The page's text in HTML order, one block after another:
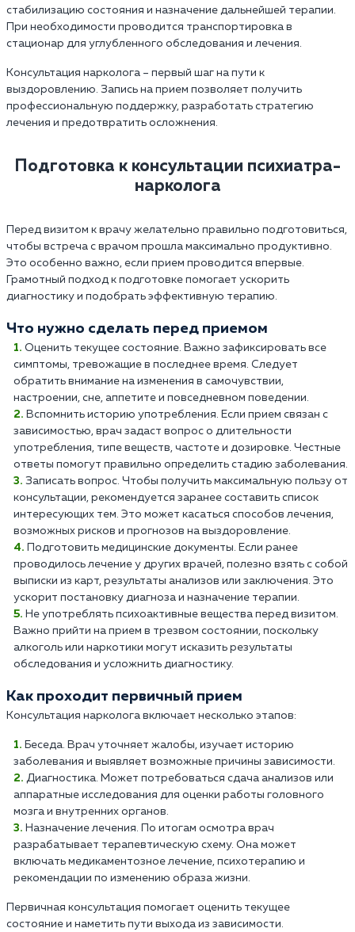
стабилизацию состояния и назначение дальнейшей терапии.
При необходимости проводится транспортировка в
стационар для углубленного обследования и лечения.
Консультация нарколога – первый шаг на пути к
выздоровлению. Запись на прием позволяет получить
профессиональную поддержку, разработать стратегию
лечения и предотвратить осложнения.
Подготовка к консультации психиатра-
нарколога
Перед визитом к врачу желательно правильно подготовиться,
чтобы встреча с врачом прошла максимально продуктивно.
Это особенно важно, если прием проводится впервые.
Грамотный подход к подготовке помогает ускорить
диагностику и подобрать эффективную терапию.
Что нужно сделать перед приемом
Оценить текущее состояние. Важно зафиксировать все
симптомы, тревожащие в последнее время. Следует
обратить внимание на изменения в самочувствии,
настроении, сне, аппетите и повседневном поведении.
Вспомнить историю употребления. Если прием связан с
зависимостью, врач задаст вопрос о длительности
употребления, типе веществ, частоте и дозировке. Честные
ответы помогут правильно определить стадию заболевания.
Записать вопрос. Чтобы получить максимальную пользу от
консультации, рекомендуется заранее составить список
интересующих тем. Это может касаться способов лечения,
возможных рисков и прогнозов на выздоровление.
Подготовить медицинские документы. Если ранее
проводилось лечение у других врачей, полезно взять с собой
выписки из карт, результаты анализов или заключения. Это
ускорит постановку диагноза и назначение терапии.
Не употреблять психоактивные вещества перед визитом.
Важно прийти на прием в трезвом состоянии, поскольку
алкоголь или наркотики могут исказить результаты
обследования и усложнить диагностику.
Как проходит первичный прием
Консультация нарколога включает несколько этапов:
Беседа. Врач уточняет жалобы, изучает историю
заболевания и выявляет возможные причины зависимости.
Диагностика. Может потребоваться сдача анализов или
аппаратные исследования для оценки работы головного
мозга и внутренних органов.
Назначение лечения. По итогам осмотра врач
разрабатывает терапевтическую схему. Она может
включать медикаментозное лечение, психотерапию и
рекомендации по изменению образа жизни.
Первичная консультация помогает оценить текущее
состояние и наметить пути выхода из зависимости.